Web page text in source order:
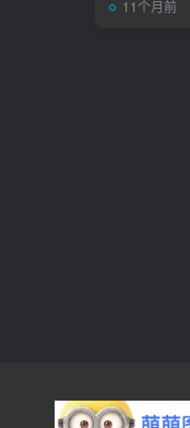
11个月前